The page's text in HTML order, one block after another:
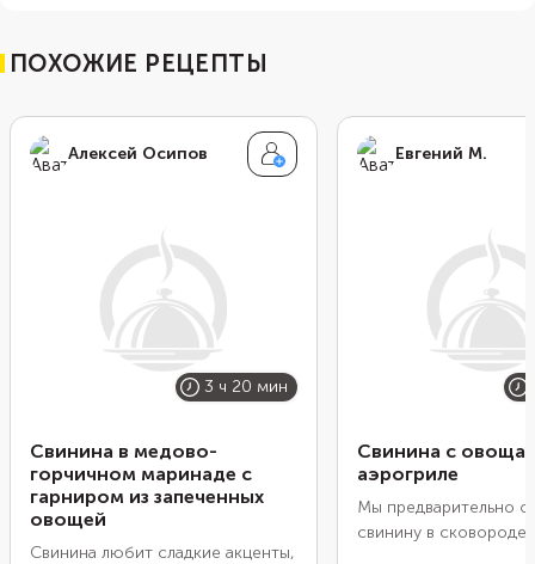
ПОХОЖИЕ РЕЦЕПТЫ
Алексей Осипов
3 ч 20 мин
Свинина в медово-
горчичном маринаде с
гарниром из запеченных
овощей
Свинина любит сладкие акценты,
Евгений М.
Свинина с
аэрогриле
Мы предварительно
свинину в сковороде,